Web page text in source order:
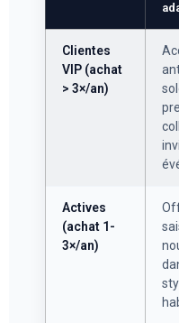
Clientes
VIP (achat
> 3×/an)
Actives
(achat 1-
3×/an)